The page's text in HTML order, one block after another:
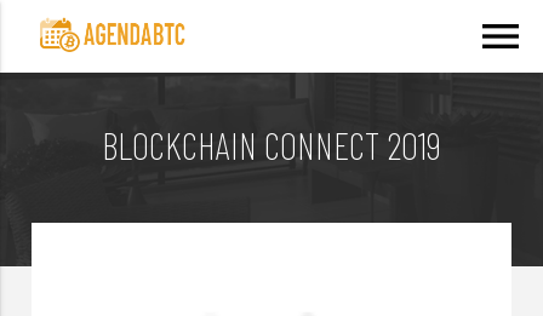
menu
BLOCKCHAIN CONNECT 2019